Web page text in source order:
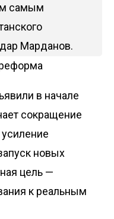
самым
Марданов.
в начале
сокращение
новых
цель —
к реальным